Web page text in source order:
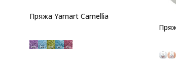
Пряжа Yarnart Camellia